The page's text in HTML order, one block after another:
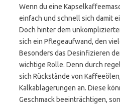
Wenn du eine
einfach und schnell sich damit
Doch hinter dem
sich ein Pflegeaufwand, den
Besonders das Desinfizieren
wichtige Rolle. Denn durch
sich Rückstände von
Kalkablagerungen an. Diese
Geschmack beeinträchtigen,